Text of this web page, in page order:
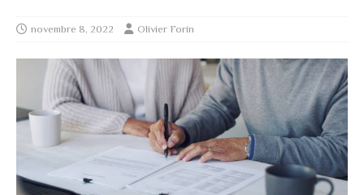
novembre 8, 2022 Olivier Forin